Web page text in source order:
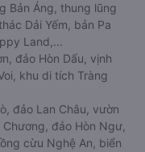
Bản Áng, thung lũng
Dải Yếm, bản Pa
Land,...
đảo Hòn Dấu, vịnh
khu di tích Tràng
đảo Lan Châu, vườn
đảo Hòn Ngư,
cừu Nghệ An, biển